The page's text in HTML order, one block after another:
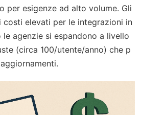
per esigenze ad alto volume. Gli
costi elevati per le integrazioni in
agenzie si espandono a livello
(circa 100/utente/anno) che p